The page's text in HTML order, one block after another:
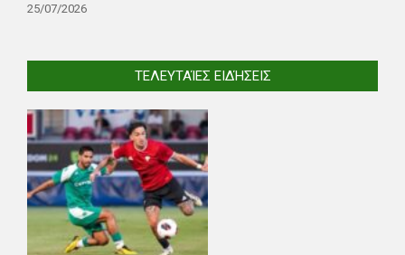
25/07/2026
ΤΕΛΕΥΤΑΊΕΣ ΕΙΔΉΣΕΙΣ